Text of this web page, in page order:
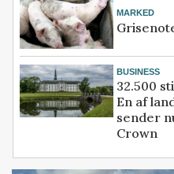
MARKED
BUSINESS
32.500
En af
sender
Crown